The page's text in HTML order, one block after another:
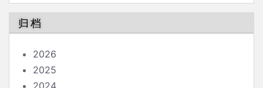
归档
2026
2025
2024